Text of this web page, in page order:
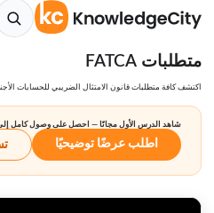
متطلبات FATCA
اكتشف كافة متطلبات قانون الامتثال الضريبي للحسابات
شاهد الدرس الأول مجانًا — احصل على وصول كامل إلى
اطلب عرضًا توضيحيًا